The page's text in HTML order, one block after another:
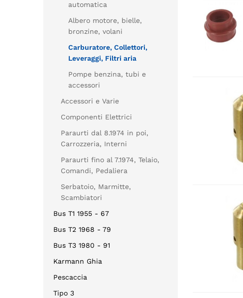
automatica
Albero motore, bielle,
bronzine, volani
Carburatore, Collettori,
Leveraggi, Filtri aria
Pompe benzina, tubi e
accessori
Accessori e Varie
Componenti Elettrici
Paraurti dal 8.1974 in poi,
Carrozzeria, Interni
Paraurti fino al 7.1974, Telaio,
Comandi, Pedaliera
Serbatoio, Marmitte,
Scambiatori
Bus T1 1955 - 67
Bus T2 1968 - 79
Bus T3 1980 - 91
Karmann Ghia
Pescaccia
Tipo 3